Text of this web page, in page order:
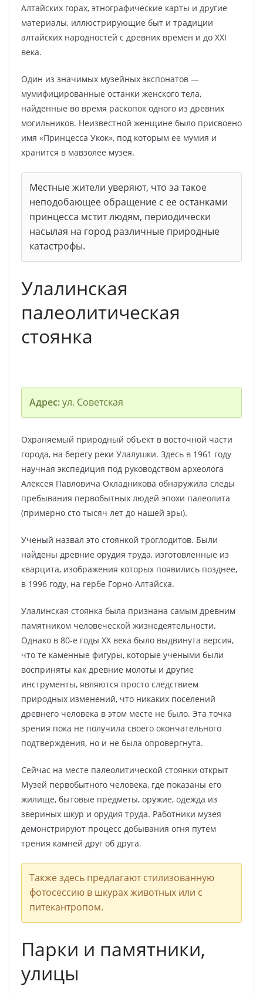
Алтайских горах, этнографические карты и другие
материалы, иллюстрирующие быт и традиции
алтайских народностей с древних времен и до XXI
века.
Один из значимых музейных экспонатов —
мумифицированные останки женского тела,
найденные во время раскопок одного из древних
могильников. Неизвестной женщине было присвоено
имя «Принцесса Укок», под которым ее мумия и
хранится в мавзолее музея.
Местные жители уверяют, что за такое
неподобающее обращение с ее останками
принцесса мстит людям, периодически
насылая на город различные природные
катастрофы.
Улалинская
палеолитическая
стоянка
Адрес:ул. Советская
Охраняемый природный объект в восточной части
города, на берегу реки Улалушки. Здесь в 1961 году
научная экспедиция под руководством археолога
Алексея Павловича Окладникова обнаружила следы
пребывания первобытных людей эпохи палеолита
(примерно сто тысяч лет до нашей эры).
Ученый назвал это стоянкой троглодитов. Были
найдены древние орудия труда, изготовленные из
кварцита, изображения которых появились позднее,
в 1996 году, на гербе Горно-Алтайска.
Улалинская стоянка была признана самым древним
памятником человеческой жизнедеятельности.
Однако в 80-е годы XX века было выдвинута версия,
что те каменные фигуры, которые учеными были
восприняты как древние молоты и другие
инструменты, являются просто следствием
природных изменений, что никаких поселений
древнего человека в этом месте не было. Эта точка
зрения пока не получила своего окончательного
подтверждения, но и не была опровергнута.
Сейчас на месте палеолитической стоянки открыт
Музей первобытного человека, где показаны его
жилище, бытовые предметы, оружие, одежда из
звериных шкур и орудия труда. Работники музея
демонстрируют процесс добывания огня путем
трения камней друг об друга.
Также здесь предлагают стилизованную
фотосессию в шкурах животных или с
питекантропом.
Парки и памятники,
улицы